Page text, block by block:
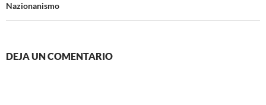
Nazionanismo
DEJA UN COMENTARIO